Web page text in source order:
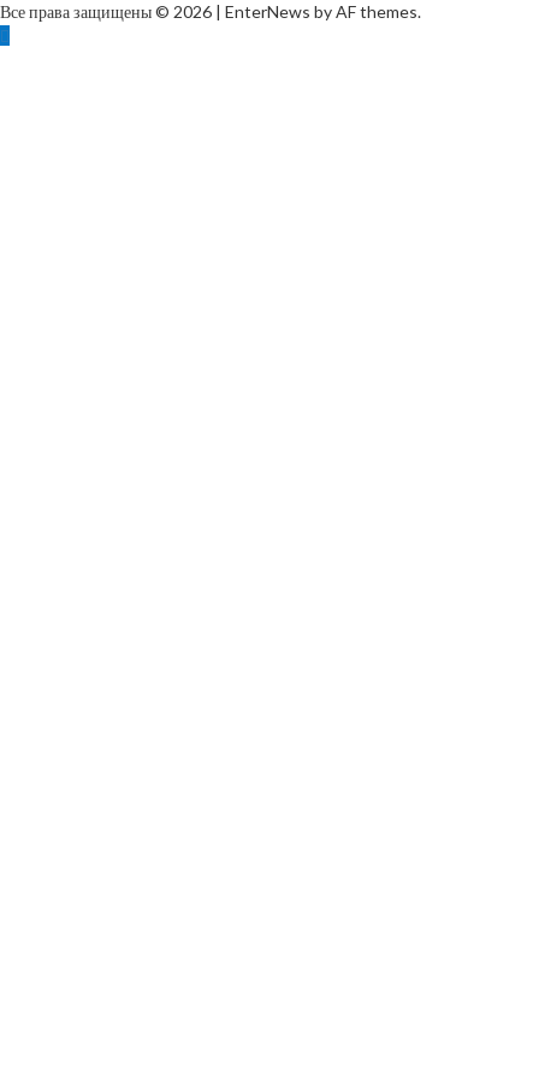
Все права защищены © 2026 | EnterNews by AF themes.